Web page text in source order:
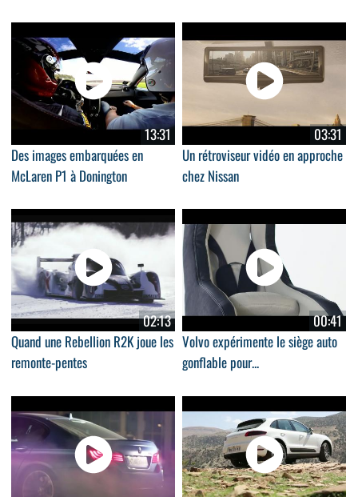
13:31
Des images embarquées en
McLaren P1 à Donington
03:31
Un rétroviseur vidéo en approche
chez Nissan
02:13
Quand une Rebellion R2K joue les
remonte-pentes
00:41
Volvo expérimente le siège auto
gonflable pour...